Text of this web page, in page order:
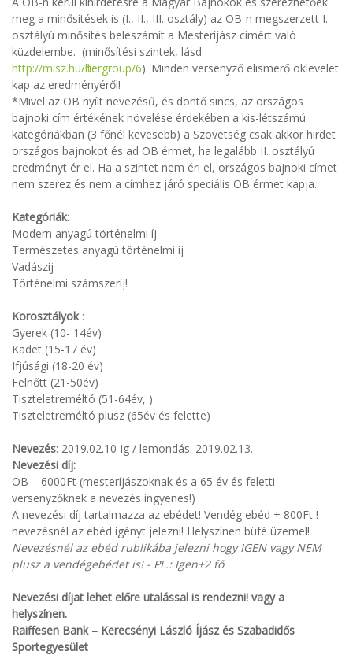
meg a minősítések is (I., II., III. osztály) az OB-n megszerzett I.
osztályú minősítés beleszámít a Mesteríjász címért való
küzdelembe. (minősítési szintek, lásd:
http://misz.hu/filtergroup/6). Minden versenyző elismerő oklevelet
kap az eredményéről!
*Mivel az OB nyílt nevezésű, és döntő sincs, az országos
bajnoki cím értékének növelése érdekében a kis-létszámú
kategóriákban (3 főnél kevesebb) a Szövetség csak akkor hirdet
országos bajnokot és ad OB érmet, ha legalább II. osztályú
eredményt ér el. Ha a szintet nem éri el, országos bajnoki címet
nem szerez és nem a címhez járó speciális OB érmet kapja.
Kategóriák:
Modern anyagú történelmi íj
Természetes anyagú történelmi íj
Vadászíj
Történelmi számszeríj!
Korosztályok :
Gyerek (10- 14év)
Kadet (15-17 év)
Ifjúsági (18-20 év)
Felnőtt (21-50év)
Tiszteletreméltó (51-64év, )
Tiszteletreméltó plusz (65év és felette)
Nevezés: 2019.02.10-ig / lemondás: 2019.02.13.
Nevezési díj:
OB – 6000Ft (mesteríjászoknak és a 65 év és feletti
versenyzőknek a nevezés ingyenes!)
A nevezési díj tartalmazza az ebédet! Vendég ebéd + 800Ft !
nevezésnél az ebéd igényt jelezni! Helyszínen büfé üzemel!
Nevezésnél az ebéd rublikába jelezni hogy IGEN vagy NEM
plusz a vendégebédet is! - PL.: Igen+2 fő
Nevezési díjat lehet előre utalással is rendezni! vagy a
helyszínen.
Raiffesen Bank – Kerecsényi László Íjász és Szabadidős
Sportegyesület